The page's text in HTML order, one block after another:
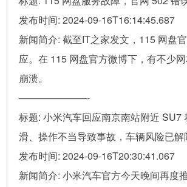
发布时间: 2024-09-16T16:14:45.687
新闻简介: 截至IT之家发文，115 网盘
应。在 115 网盘官方微博下，有不少
崩溃。
———————-
标题: 小米汽车回应南京南站附近 SU7
滑、操作不当导致事故，车辆风险已解
发布时间: 2024-09-16T20:30:41.067
新闻简介: 小米汽车官方今天晚间再度